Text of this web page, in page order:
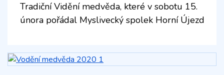
Tradiční Vidění medvěda, které v sobotu 15.
února pořádal Myslivecký spolek Horní Újezd